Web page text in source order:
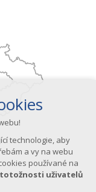
technologie, aby
a vy na webu
používané na
uživatelů